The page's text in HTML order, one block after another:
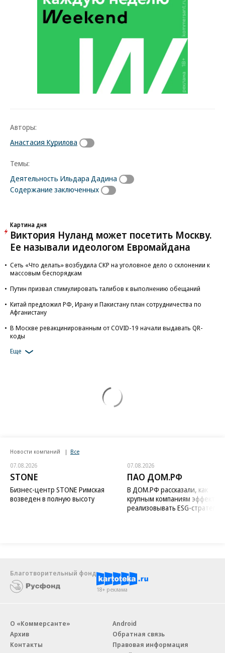
Авторы:
Анастасия Курилова
Темы:
Деятельность Ильдара Дадина
Содержание заключенных
Картина дня
Виктория Нуланд может посетить Москву.
Ее называли идеологом Евромайдана
Сеть «Что делать» возбудила СКР на уголовное дело о склонении к
массовым беспорядкам
Путин призвал стимулировать талибов к выполнению обещаний
Китай предложил РФ, Ирану и Пакистану план сотрудничества по
Афганистану
В Москве ревакцинированным от COVID-19 начали выдавать QR-
коды
Еще
Новости компаний Все
07.08.2026
STONE
Бизнес-центр STONE Римская
возведен в полную высоту
07.08.2026
ПАО ДОМ.РФ
В ДОМ.РФ рассказали, как
крупным компаниям
реализовывать ESG-стратегию
Благотворительный фонд
18+ реклама
О «Коммерсанте»
Архив
Контакты
Android
Обратная связь
Правовая информация